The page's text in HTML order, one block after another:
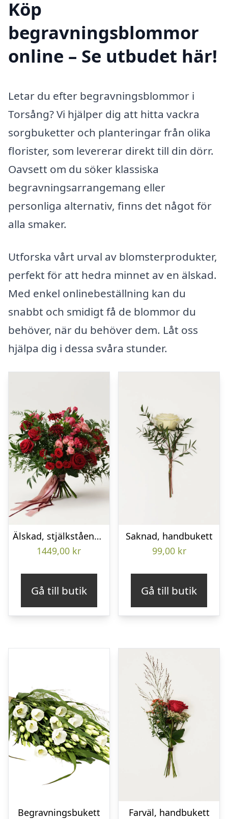
Köp
begravningsblommor
online – Se utbudet här!
Letar du efter begravningsblommor i
Torsång? Vi hjälper dig att hitta vackra
sorgbuketter och planteringar från olika
florister, som levererar direkt till din dörr.
Oavsett om du söker klassiska
begravningsarrangemang eller
personliga alternativ, finns det något för
alla smaker.
Utforska vårt urval av blomsterprodukter,
perfekt för att hedra minnet av en älskad.
Med enkel onlinebeställning kan du
snabbt och smidigt få de blommor du
behöver, när du behöver dem. Låt oss
hjälpa dig i dessa svåra stunder.
Älskad, stjälkstående bukett
1449,00 kr
Gå till butik
Saknad, handbukett
99,00 kr
Gå till butik
Begravningsbukett
Farväl, handbukett